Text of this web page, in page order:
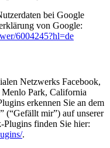
bei Google
von Google:
6004245?hl=de
Netzwerks Facebook,
Park, California
erkennen Sie an dem
(“Gefällt mir”) auf unserer
Plugins finden Sie hier:
.